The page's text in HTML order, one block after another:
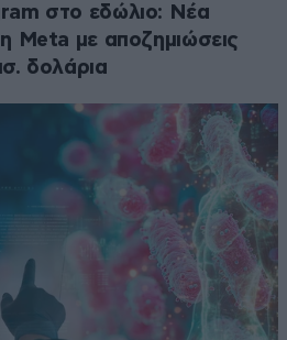
στο εδώλιο: Νέα
Meta με αποζημιώσεις
δολάρια